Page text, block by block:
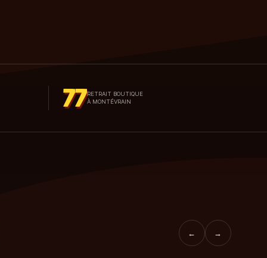
77RETRAIT BOUTIQUE
À MONTÉVRAIN
← →